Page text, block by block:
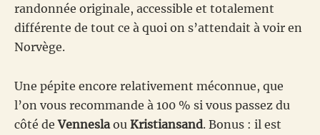
randonnée originale, accessible et totalement
différente de tout ce à quoi on s’attendait à voir en
Norvège.
Une pépite encore relativement méconnue, que
l’on vous recommande à 100 % si vous passez du
côté deVenneslaou Kristiansand. Bonus : il est